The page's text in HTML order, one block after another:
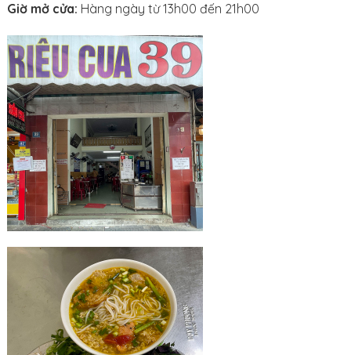
Giờ mở cửa: Hàng ngày từ 13h00 đến 21h00